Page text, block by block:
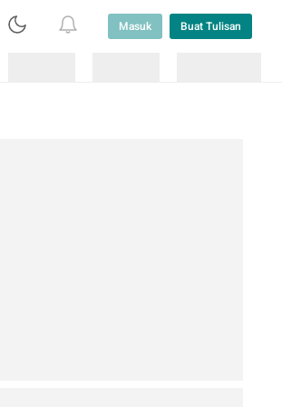
Masuk Buat Tulisan